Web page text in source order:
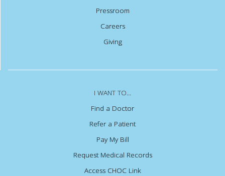
Pressroom
Careers
Giving
I WANT TO...
Find a Doctor
Refer a Patient
Pay My Bill
Request Medical Records
Access CHOC Link